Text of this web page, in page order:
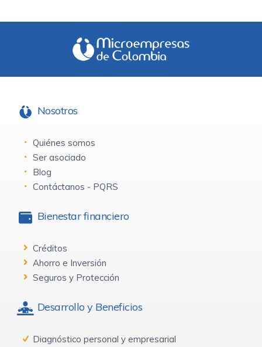
Nosotros
Quiénes somos
Ser asociado
Blog
Contáctanos - PQRS
Bienestar financiero
Créditos
Ahorro e Inversión
Seguros y Protección
Desarrollo y Beneficios
Diagnóstico personal y empresarial